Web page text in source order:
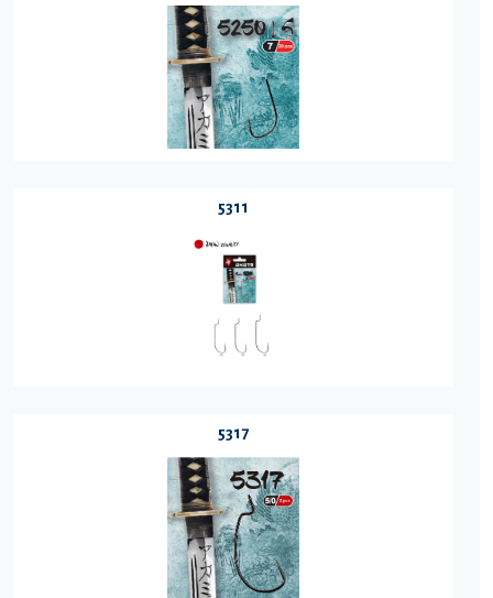
5311
5317